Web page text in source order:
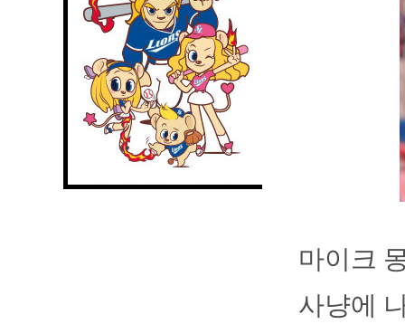
마이크
사냥에